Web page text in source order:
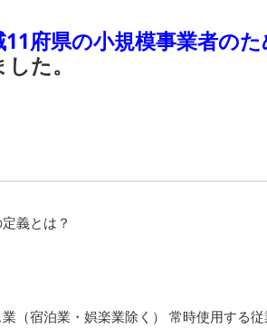
府県の小規模事業者の
た。
義とは？
（宿泊業・娯楽業除く） 常時使用する